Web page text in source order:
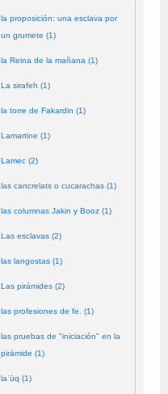
la proposición: una esclava por
un grumete (1)
la Reina de la mañana (1)
La sirafeh (1)
la torre de Fakardin (1)
Lamartine (1)
Lamec (2)
las cancrelats o cucarachas (1)
las columnas Jakin y Booz (1)
Las esclavas (2)
las langostas (1)
Las pirámides (2)
las profesiones de fe. (1)
las pruebas de "iniciación" en la
pirámide (1)
laʿūq (1)